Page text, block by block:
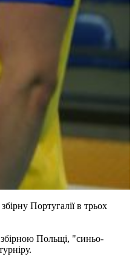
Португалії в трьох
збірною Польщі, "синьо-